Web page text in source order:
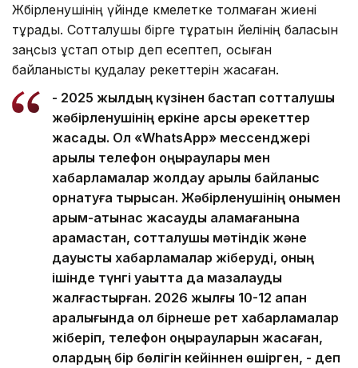
Жәбірленушінің үйінде кәмелетке толмаған жиені
тұрады. Сотталушы бірге тұратын әйелінің баласын
заңсыз ұстап отыр деп есептеп, осыған
байланысты қудалау әрекеттерін жасаған.
- 2025 жылдың күзінен бастап сотталушы
жәбірленушінің еркіне қарсы әрекеттер
жасады. Ол «WhatsApp» мессенджері
арқылы телефон қоңыраулары мен
хабарламалар жолдау арқылы байланыс
орнатуға тырысқан. Жәбірленушінің онымен
қарым-қатынас жасауды қаламағанына
қарамастан, сотталушы мәтіндік және
дауыстық хабарламалар жіберуді, оның
ішінде түнгі уақытта да мазалауды
жалғастырған. 2026 жылғы 10-12 ақпан
аралығында ол бірнеше рет хабарламалар
жіберіп, телефон қоңырауларын жасаған,
олардың бір бөлігін кейіннен өшірген, - деп